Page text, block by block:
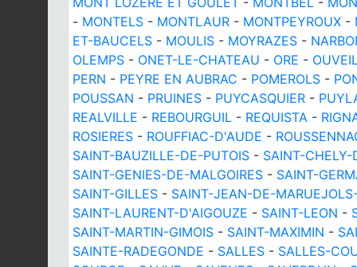
- MONTELS - MONTLAUR - MONTPEYROUX -
ET-BAUCELS - MOULIS - MOYRAZES -
OLEMPS - ONET-LE-CHATEAU - ORE -
PERN - PEYRE EN AUBRAC - POMEROLS -
POUSSAN - PRUINES - PUYCASQUIER -
REALVILLE - REBOURGUIL - REQUISTA -
ROSIERES - ROUFFIAC-D'AUDE -
SAINT-BAUZILLE-DE-PUTOIS - SAINT-CHELY-
SAINT-GENIES-DE-MALGOIRES - SAINT-
SAINT-GILLES - SAINT-JEAN-DE-
SAINT-LAURENT-D'AIGOUZE - SAINT-LEON -
SAINT-MARTIN-GIMOIS - SAINT-MAXIMIN -
SAINTE-RADEGONDE - SALLES - SALLES-